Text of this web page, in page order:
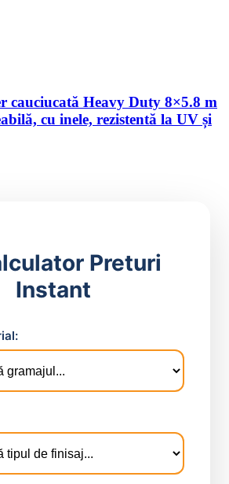
cauciucată Heavy Duty 8×5.8 m
cu inele, rezistentă la UV și
Preturi
Instant